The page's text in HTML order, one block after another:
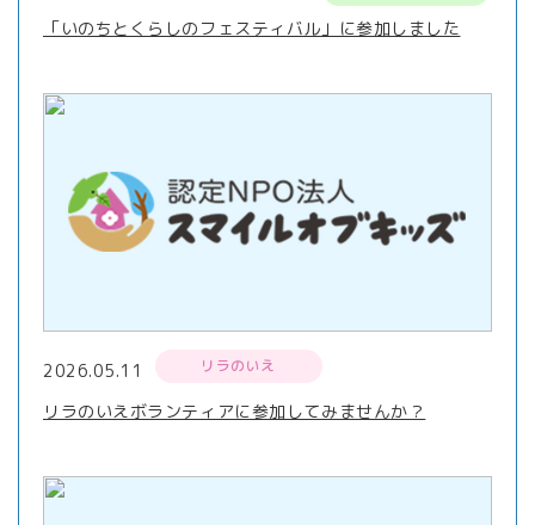
「いのちとくらしのフェスティバル」に参加しました
2026.05.11 リラのいえ
リラのいえボランティアに参加してみませんか？